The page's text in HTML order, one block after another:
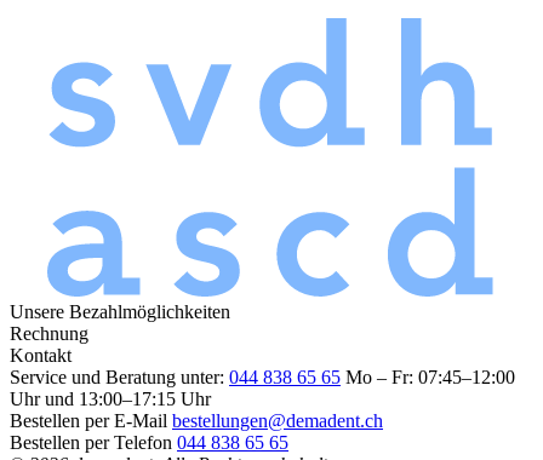
Unsere Bezahlmöglichkeiten
Rechnung
Kontakt
Service und Beratung unter: 044 838 65 65 Mo – Fr: 07:45–12:00
Uhr und 13:00–17:15 Uhr
Bestellen per E-Mail bestellungen@demadent.ch
Bestellen per Telefon 044 838 65 65